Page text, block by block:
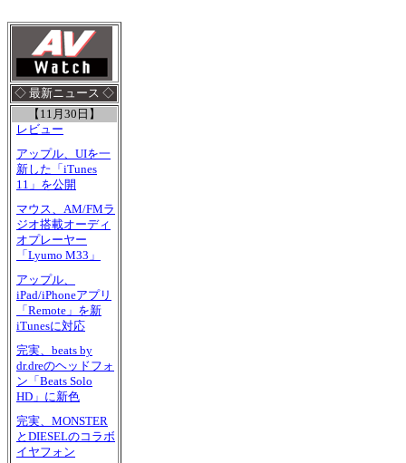
◇ 最新ニュース ◇
【11月30日】
レビュー
アップル、UIを一
新した「iTunes
11」を公開
マウス、AM/FMラ
ジオ搭載オーディ
オプレーヤー
「Lyumo M33」
アップル、
iPad/iPhoneアプリ
「Remote」を新
iTunesに対応
完実、beats by
dr.dreのヘッドフォ
ン「Beats Solo
HD」に新色
完実、MONSTER
とDIESELのコラボ
イヤフォン